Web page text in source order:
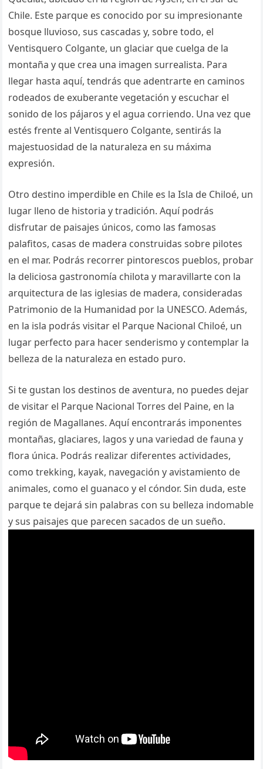
Chile. Este parque es conocido por su impresionante
bosque lluvioso, sus cascadas y, sobre todo, el
Ventisquero Colgante, un glaciar que cuelga de la
montaña y que crea una imagen surrealista. Para
llegar hasta aquí, tendrás que adentrarte en caminos
rodeados de exuberante vegetación y escuchar el
sonido de los pájaros y el agua corriendo. Una vez que
estés frente al Ventisquero Colgante, sentirás la
majestuosidad de la naturaleza en su máxima
expresión.
Otro destino imperdible en Chile es la Isla de Chiloé, un
lugar lleno de historia y tradición. Aquí podrás
disfrutar de paisajes únicos, como las famosas
palafitos, casas de madera construidas sobre pilotes
en el mar. Podrás recorrer pintorescos pueblos, probar
la deliciosa gastronomía chilota y maravillarte con la
arquitectura de las iglesias de madera, consideradas
Patrimonio de la Humanidad por la UNESCO. Además,
en la isla podrás visitar el Parque Nacional Chiloé, un
lugar perfecto para hacer senderismo y contemplar la
belleza de la naturaleza en estado puro.
Si te gustan los destinos de aventura, no puedes dejar
de visitar el Parque Nacional Torres del Paine, en la
región de Magallanes. Aquí encontrarás imponentes
montañas, glaciares, lagos y una variedad de fauna y
flora única. Podrás realizar diferentes actividades,
como trekking, kayak, navegación y avistamiento de
animales, como el guanaco y el cóndor. Sin duda, este
parque te dejará sin palabras con su belleza indomable
y sus paisajes que parecen sacados de un sueño.